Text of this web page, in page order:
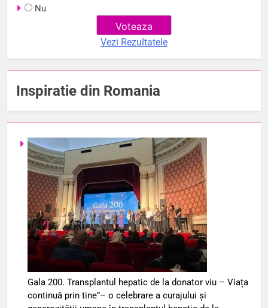
Nu
Vezi Rezultatele
Inspiratie din Romania
Gala 200. Transplantul hepatic de la donator viu – Viața
continuă prin tine”– o celebrare a curajului și